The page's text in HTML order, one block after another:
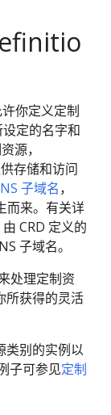
你定义定制
定的名字和
源，
存储和访问
子域名，
而来。有关详
CRD 定义的
子域名。
处理定制资
所获得的灵活
类别的实例以
子可参见定制